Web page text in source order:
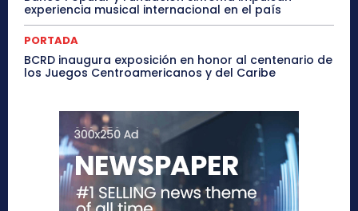
experiencia musical internacional en el país
PORTADA
BCRD inaugura exposición en honor al centenario de
los Juegos Centroamericanos y del Caribe